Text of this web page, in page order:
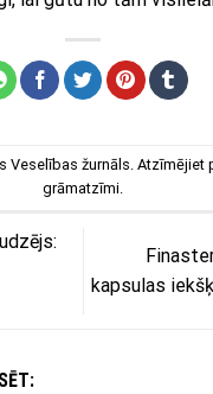
Veselības žurnāls . Atzīmējiet
grāmatzīmi.
kapsulas